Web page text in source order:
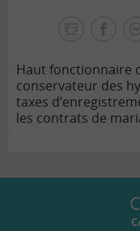
Haut fonctionnaire
conservateur des
taxes
les contrats de